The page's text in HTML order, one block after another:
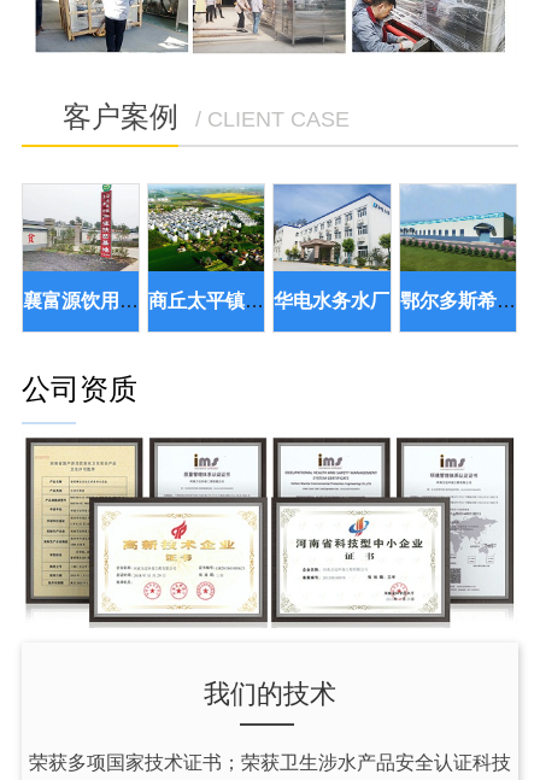
客户案例 / CLIENT CASE
襄富源饮用水扶贫项目 商丘太平镇矿泉水项目厂 华电水务水厂 鄂尔多斯希布尔矿泉水项目
公司资质
我们的技术
荣获多项国家技术证书；荣获卫生涉水产品安全认证科技